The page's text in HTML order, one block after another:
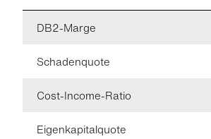
DB2-Marge
Schadenquote
Cost-Income-Ratio
Eigenkapitalquote